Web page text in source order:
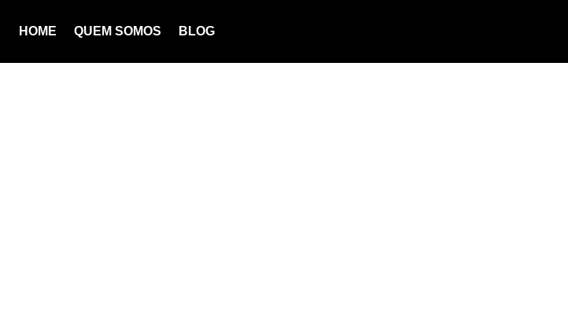
HOME QUEM SOMOS BLOG